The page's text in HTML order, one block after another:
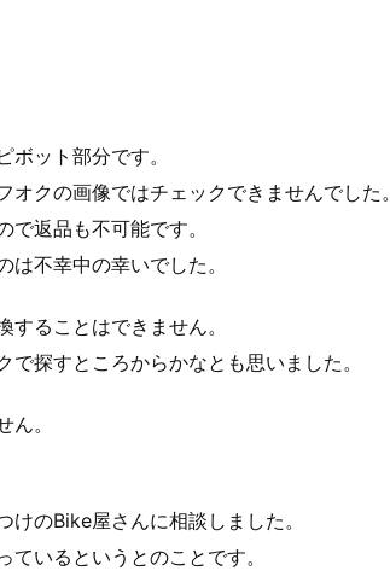
ット部分です。
クの画像ではチェックできませんでした。
返品も不可能です。
不幸中の幸いでした。
ることはできません。
探すところからかなとも思いました。
。
のBike屋さんに相談しました。
いるというとのことです。